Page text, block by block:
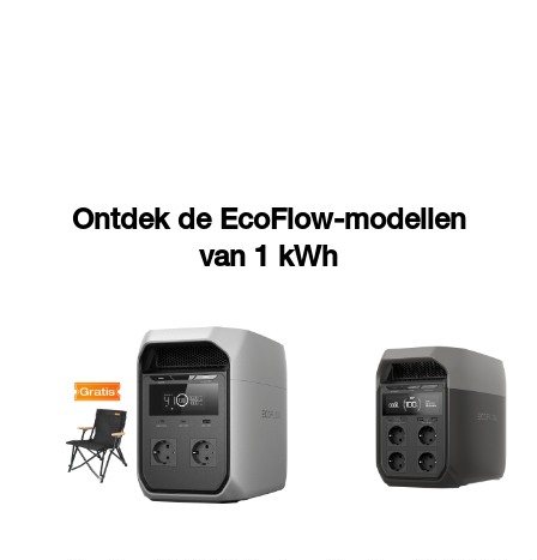
Ontdek de EcoFlow-modellen
van 1 kWh